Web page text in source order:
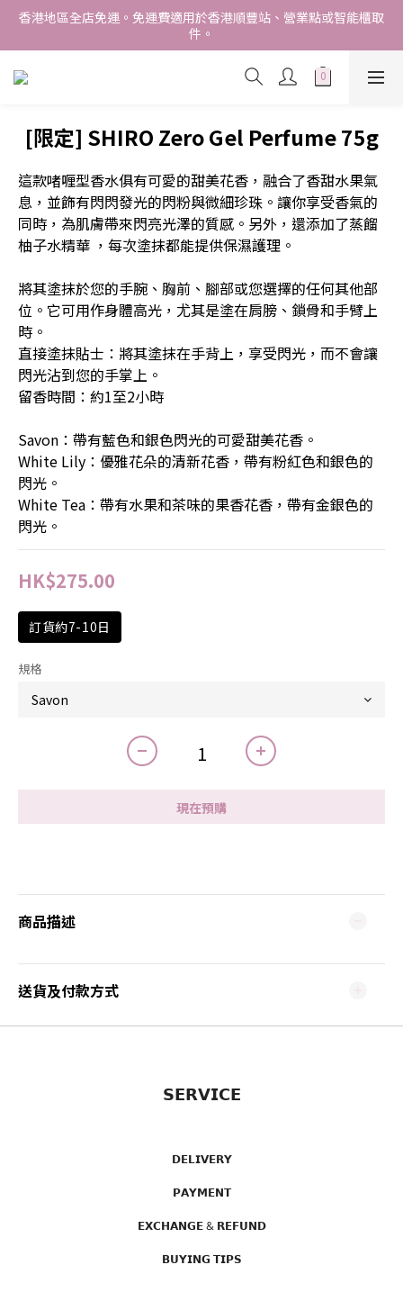
香港地區全店免運。免運費適用於香港順豐站、營業點或智能櫃取
件。
香港地區全店免運。免運費適用於香港順豐站、營業點或智能櫃取
件。
Kong S.F store,business station or SF locker pick up.
STARTING FROM HKD280/3KG.
件。
[限定] SHIRO Zero Gel Perfume 75g
這款啫喱型香水俱有可愛的甜美花香，融合了香甜水果氣
息，並飾有閃閃發光的閃粉與微細珍珠。讓你享受香氣的
同時，為肌膚帶來閃亮光澤的質感。另外，還添加了蒸餾
柚子水精華 ，每次塗抹都能提供保濕護理。
將其塗抹於您的手腕、胸前、腳部或您選擇的任何其他部
位。它可用作身體高光，尤其是塗在肩膀、鎖骨和手臂上
時。
直接塗抹貼士：將其塗抹在手背上，享受閃光，而不會讓
閃光沾到您的手掌上。
留香時間：約1至2小時
Savon：帶有藍色和銀色閃光的可愛甜美花香。
White Lily：優雅花朵的清新花香，帶有粉紅色和銀色的
閃光。
White Tea：帶有水果和茶味的果香花香，帶有金銀色的
閃光。
HK$275.00
訂貨約7-10日
規格
現在預購
商品描述
送貨及付款方式
𝗦𝗘𝗥𝗩𝗜𝗖𝗘
𝗗𝗘𝗟𝗜𝗩𝗘𝗥𝗬
𝗣𝗔𝗬𝗠𝗘𝗡𝗧
𝗘𝗫𝗖𝗛𝗔𝗡𝗚𝗘 & 𝗥𝗘𝗙𝗨𝗡𝗗
𝗕𝗨𝗬𝗜𝗡𝗚 𝗧𝗜𝗣𝗦